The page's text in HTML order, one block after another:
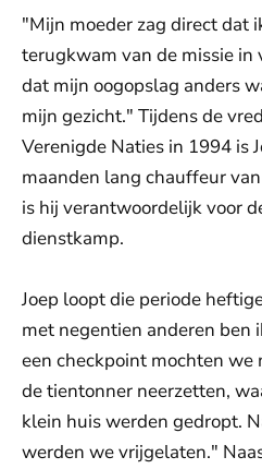
"Mijn moeder zag direct dat
terugkwam van de missie in
dat mijn oogopslag anders
mijn gezicht." Tijdens de
Verenigde Naties in 1994 is
maanden lang chauffeur
is hij verantwoordelijk voor
dienstkamp.
Joep loopt die periode
met negentien anderen ben
een checkpoint mochten we
de tientonner neerzetten,
klein huis werden gedropt.
werden we vrijgelaten."